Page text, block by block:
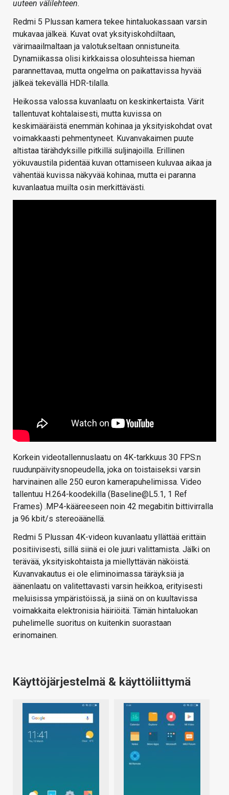
uuteen välilehteen.
Redmi 5 Plussan kamera tekee hintaluokassaan varsin
mukavaa jälkeä. Kuvat ovat yksityiskohdiltaan,
värimaailmaltaan ja valotukseltaan onnistuneita.
Dynamiikassa olisi kirkkaissa olosuhteissa hieman
parannettavaa, mutta ongelma on paikattavissa hyvää
jälkeä tekevällä HDR-tilalla.
Heikossa valossa kuvanlaatu on keskinkertaista. Värit
tallentuvat kohtalaisesti, mutta kuvissa on
keskimääräistä enemmän kohinaa ja yksityiskohdat ovat
voimakkaasti pehmentyneet. Kuvanvakaimen puute
altistaa tärähdyksille pitkillä suljinajoilla. Erillinen
yökuvaustila pidentää kuvan ottamiseen kuluvaa aikaa ja
vähentää kuvissa näkyvää kohinaa, mutta ei paranna
kuvanlaatua muilta osin merkittävästi.
Korkein videotallennuslaatu on 4K-tarkkuus 30 FPS:n
ruudunpäivitysnopeudella, joka on toistaiseksi varsin
harvinainen alle 250 euron kamerapuhelimissa. Video
tallentuu H.264-koodekilla (Baseline@L5.1, 1 Ref
Frames) .MP4-kääreeseen noin 42 megabitin bittivirralla
ja 96 kbit/s stereoäänellä.
Redmi 5 Plussan 4K-videon kuvanlaatu yllättää erittäin
positiivisesti, sillä siinä ei ole juuri valittamista. Jälki on
terävää, yksityiskohtaista ja miellyttävän näköistä.
Kuvanvakautus ei ole eliminoimassa täräyksiä ja
äänenlaatu on valitettavasti varsin heikkoa, erityisesti
meluisissa ympäristöissä, ja siinä on on kuultavissa
voimakkaita elektronisia häiriöitä. Tämän hintaluokan
puhelimelle suoritus on kuitenkin suorastaan
erinomainen.
Käyttöjärjestelmä & käyttöliittymä